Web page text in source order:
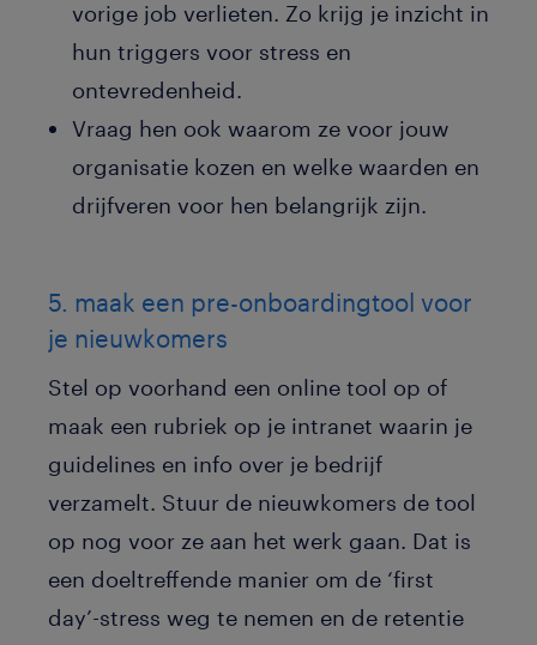
vorige job verlieten. Zo krijg je inzicht in
hun triggers voor stress en
ontevredenheid.
Vraag hen ook waarom ze voor jouw
organisatie kozen en welke waarden en
drijfveren voor hen belangrijk zijn.
5. maak een pre-onboardingtool voor
je nieuwkomers
Stel op voorhand een online tool op of
maak een rubriek op je intranet waarin je
guidelines en info over je bedrijf
verzamelt. Stuur de nieuwkomers de tool
op nog voor ze aan het werk gaan. Dat is
een doeltreffende manier om de ‘first
day’-stress weg te nemen en de retentie